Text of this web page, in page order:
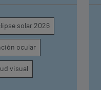
solar 2026
ocular
visual